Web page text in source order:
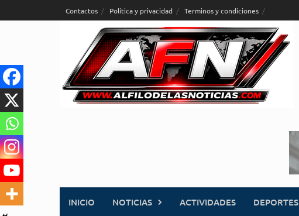
al
Contactos Politica y privacidad Terminos y condiciones
INICIO NOTICIAS ACTIVIDADES DEPORTES